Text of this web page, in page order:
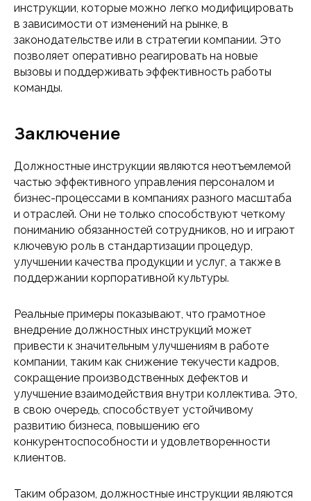
инструкции, которые можно легко модифицировать
в зависимости от изменений на рынке, в
законодательстве или в стратегии компании. Это
позволяет оперативно реагировать на новые
вызовы и поддерживать эффективность работы
команды.
Заключение
Должностные инструкции являются неотъемлемой
частью эффективного управления персоналом и
бизнес-процессами в компаниях разного масштаба
и отраслей. Они не только способствуют четкому
пониманию обязанностей сотрудников, но и играют
ключевую роль в стандартизации процедур,
улучшении качества продукции и услуг, а также в
поддержании корпоративной культуры.
Реальные примеры показывают, что грамотное
внедрение должностных инструкций может
привести к значительным улучшениям в работе
компании, таким как снижение текучести кадров,
сокращение производственных дефектов и
улучшение взаимодействия внутри коллектива. Это,
в свою очередь, способствует устойчивому
развитию бизнеса, повышению его
конкурентоспособности и удовлетворенности
клиентов.
Таким образом, должностные инструкции являются